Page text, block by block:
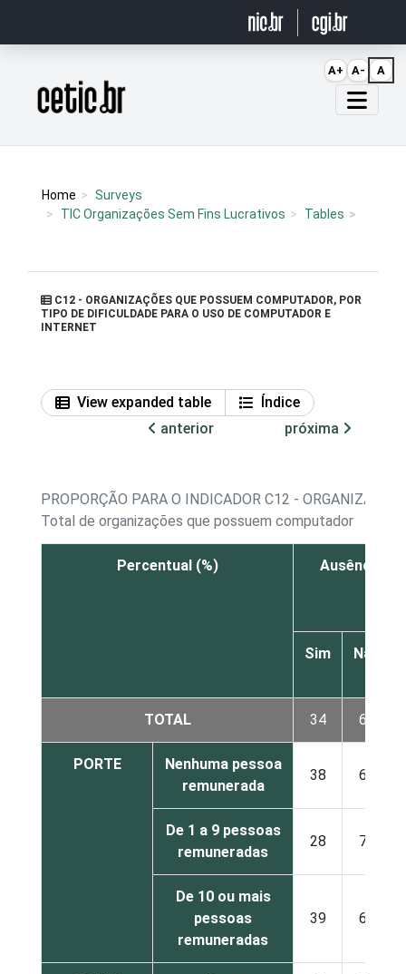
Página inicial
Home
Surveys
TIC Organizações Sem Fins Lucrativos
Tables
C12 - ORGANIZAÇÕES QUE POSSUEM COMPUTADOR, POR
TIPO DE DIFICULDADE PARA O USO DE COMPUTADOR E
INTERNET
View expanded table
Índice
anterior
próxima
PROPORÇÃO PARA O INDICADOR C12 -
Total de organizações que possuem computador
Percentual (%) Ausência
Sim
Não
TOTAL 34 66
PORTE
Nenhuma pessoa
remunerada
38 61
De 1 a 9 pessoas
remuneradas
28 71
De 10 ou mais
pessoas
remuneradas
39 61
A+ A- A